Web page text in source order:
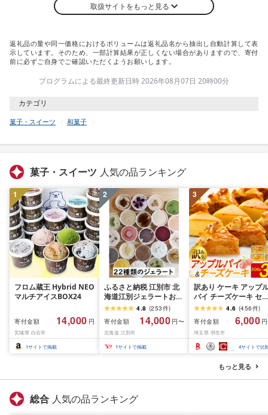
取扱サイトをもっと見る
返礼品の量や同一価格におけるボリュームは返礼品名から抽出し自動計算して表
示しています。そのため、一部計算結果が正しくない場合がありますので、寄付
前に必ずご自身でご確認いただくようお願いします。
プログラムによる最終更新日時 2026年08月07日 20時00分
カテゴリ
菓子・スイーツ 和菓子
菓子・スイーツ 人気の品ランキング
1
フロム蔵王 Hybrid NEO
マルチアイスBOX24
寄付金額 14,000 円
宮城県 白石市
1サイトで掲載
2
ふるさと納税 江別市 北
海道江別ジェラートおま
かせ22種類セット
&lt;80ml×22個&gt;
4.8 (253件)
寄付金額
14,000 円〜
北海道 江別市
1サイトで掲載
3
訳あり ケーキ アップ
パイ チーズケーキ セ
ト 500g〜3kg 冷凍 ス
ーツ お菓子 お徳用 規
外 不揃い 詰め合わせ
んご 訳ありスイーツ
ィンズ・アーク 埼玉県
羽生市
4.6 (456件)
寄付金額
6,000
埼玉県 羽生市
4サイトで比
もっと見る
総合 人気の品ランキング